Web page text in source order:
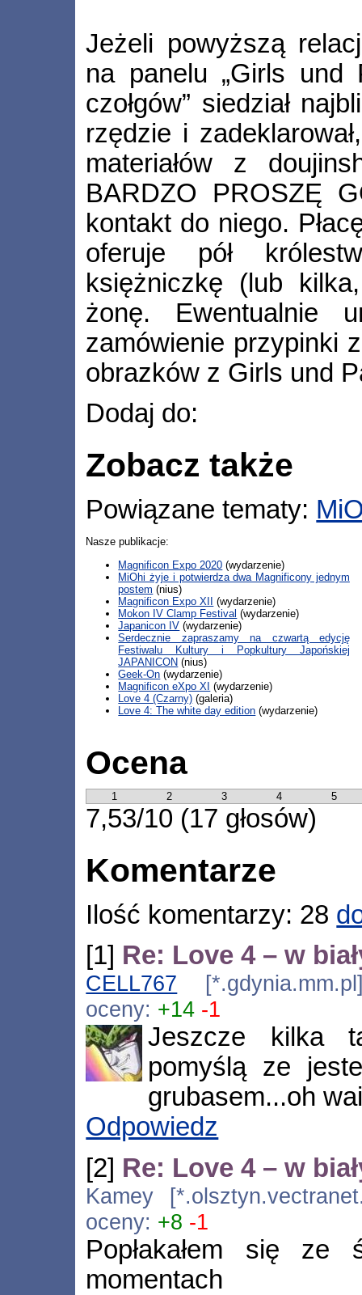
Jeżeli powyższą
na panelu „Girls und
czołgów” siedział
rzędzie i
materiałów z
BARDZO PROSZĘ
kontakt do niego.
oferuje pół
księżniczkę (lub
żonę. Ewentualnie
zamówienie przypinki
obrazków z Girls und
Dodaj do:
Zobacz także
Powiązane tematy:
Nasze publikacje:
Magnificon Expo 2020 (wydarzenie)
MiOhi żyje i potwierdza dwa Magnificony jednym
postem (nius)
Magnificon Expo XII (wydarzenie)
Mokon IV Clamp Festival (wydarzenie)
Japanicon IV (wydarzenie)
Serdecznie zapraszamy na czwartą edycję
Festiwalu Kultury i Popkultury Japońskiej
JAPANICON (nius)
Geek-On (wydarzenie)
Magnificon eXpo XI (wydarzenie)
Love 4 (Czarny) (galeria)
Love 4: The white day edition (wydarzenie)
Ocena
1 2 3 4 5
7,53/10 (17 głosów)
Komentarze
Ilość komentarzy: 28
[1] Re: Love 4 – w
CELL767
oceny: +14 -1
Jeszcze kilka
pomyślą ze
grubasem...oh
Odpowiedz
[2] Re: Love 4 – w
Kamey
oceny: +8 -1
Popłakałem się ze
momentach